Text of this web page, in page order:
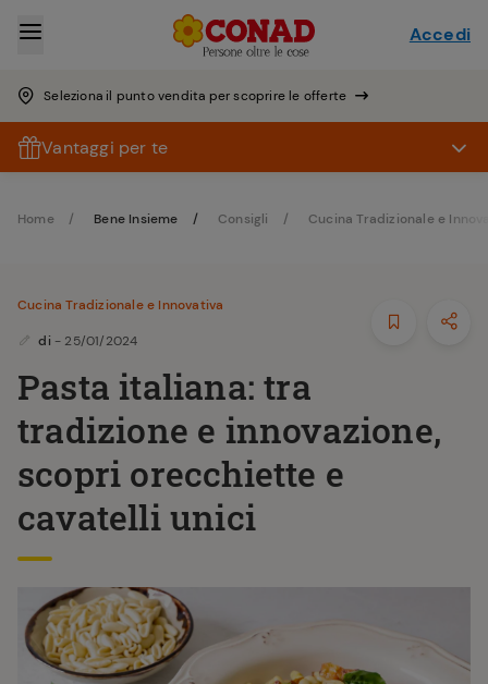
Seleziona il punto vendita per scoprire le offerte
Accedi
Vantaggi per te
Home Bene Insieme Consigli Cucina Tradizionale e
Cucina Tradizionale e Innovativa
di - 25/01/2024
Pasta italiana: tra
tradizione e innovazione,
scopri orecchiette e
cavatelli unici